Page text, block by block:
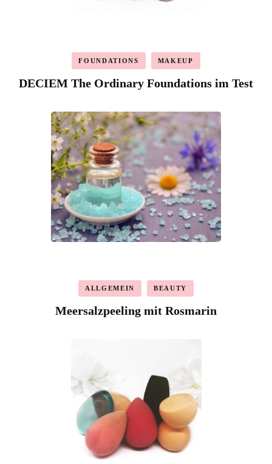
FOUNDATIONS MAKEUP
DECIEM The Ordinary Foundations im Test
ALLGEMEIN BEAUTY
Meersalzpeeling mit Rosmarin